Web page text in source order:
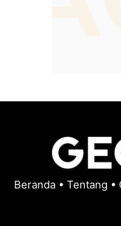
Beranda • Tentang •